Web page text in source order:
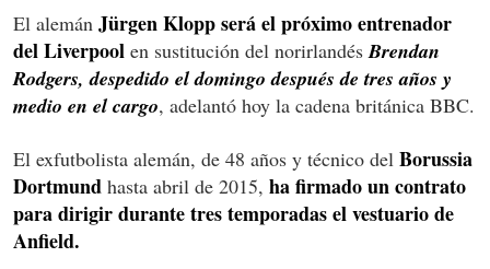
El alemán Jürgen Kloppserá el próximo entrenador
del Liverpool en sustitución del norirlandésBrendan
Rodgers, despedido el domingo después de tres años y
medio en el cargo, adelantó hoy la cadena británica BBC.
El exfutbolista alemán, de 48 años y técnico del Borussia
Dortmund hasta abril de 2015, ha firmado un contrato
para dirigir durante tres temporadas el vestuario de
Anfield.